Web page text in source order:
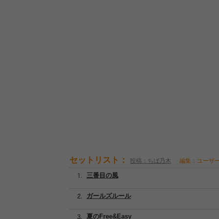
セットリスト： 投稿：ちば乃木 編集：ユーザ
ガールズルール
三番目の風
夏のFree&Easy